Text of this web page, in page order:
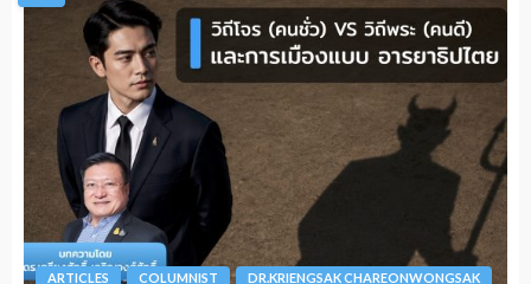
ARTICLES COLUMNIST DR.KRIENGSAK CHAREONWONGSAK